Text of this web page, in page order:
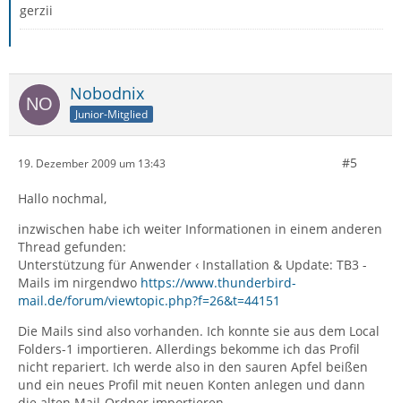
gerzii
Nobodnix
Junior-Mitglied
19. Dezember 2009 um 13:43 #5
Hallo nochmal,
inzwischen habe ich weiter Informationen in einem anderen
Thread gefunden:
Unterstützung für Anwender ‹ Installation & Update: TB3 -
Mails im nirgendwo https://www.thunderbird-
mail.de/forum/viewtopic.php?f=26&t=44151
Die Mails sind also vorhanden. Ich konnte sie aus dem Local
Folders-1 importieren. Allerdings bekomme ich das Profil
nicht repariert. Ich werde also in den sauren Apfel beißen
und ein neues Profil mit neuen Konten anlegen und dann